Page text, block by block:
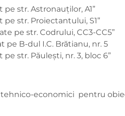
str. Astronauţilor, A1”
str. Proiectantului, S1”
pe str. Codrului, CC3-CC5”
B-dul I.C. Brătianu, nr. 5
str. Păuleşti, nr. 3, bloc 6”
economici pentru